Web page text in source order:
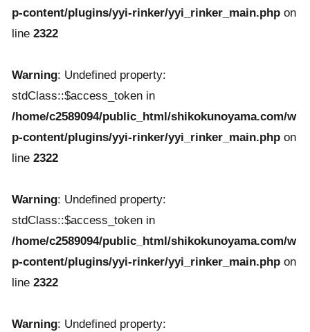
p-content/plugins/yyi-rinker/yyi_rinker_main.php on
line 2322
Warning: Undefined property:
stdClass::$access_token in
/home/c2589094/public_html/shikokunoyama.com/w
p-content/plugins/yyi-rinker/yyi_rinker_main.php on
line 2322
Warning: Undefined property:
stdClass::$access_token in
/home/c2589094/public_html/shikokunoyama.com/w
p-content/plugins/yyi-rinker/yyi_rinker_main.php on
line 2322
Warning: Undefined property: